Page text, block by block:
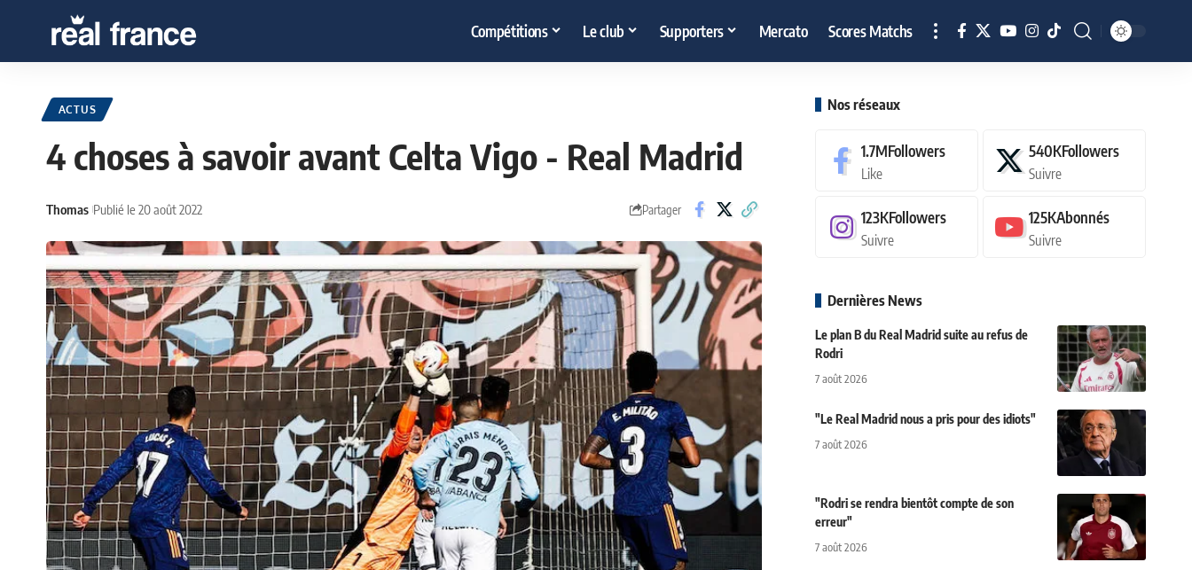
Compétitions Le club Supporters Mercato Scores Matchs
ACTUS
4 choses à savoir avant Celta Vigo - Real Madrid
Thomas Publié le 20 août 2022 Partager
Nos réseaux
1.7MFollowers
Like
540KFollowers
Suivre
123KFollowers
Suivre
125KAbonnés
Suivre
Dernières News
Le plan B du Real Madrid suite au refus de
Rodri
7 août 2026
"Le Real Madrid nous a pris pour des idiots"
7 août 2026
"Rodri se rendra bientôt compte de son
erreur"
7 août 2026